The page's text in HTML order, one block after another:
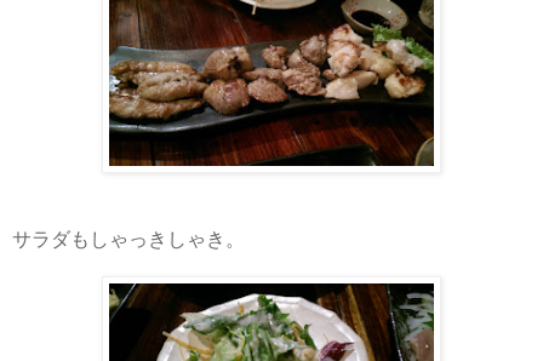
サラダもしゃっきしゃき。